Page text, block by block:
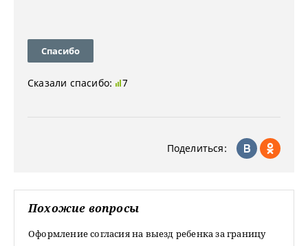
Спасибо
Сказали спасибо: 7
Поделиться:
Похожие вопросы
Оформление согласия на выезд ребенка за границу